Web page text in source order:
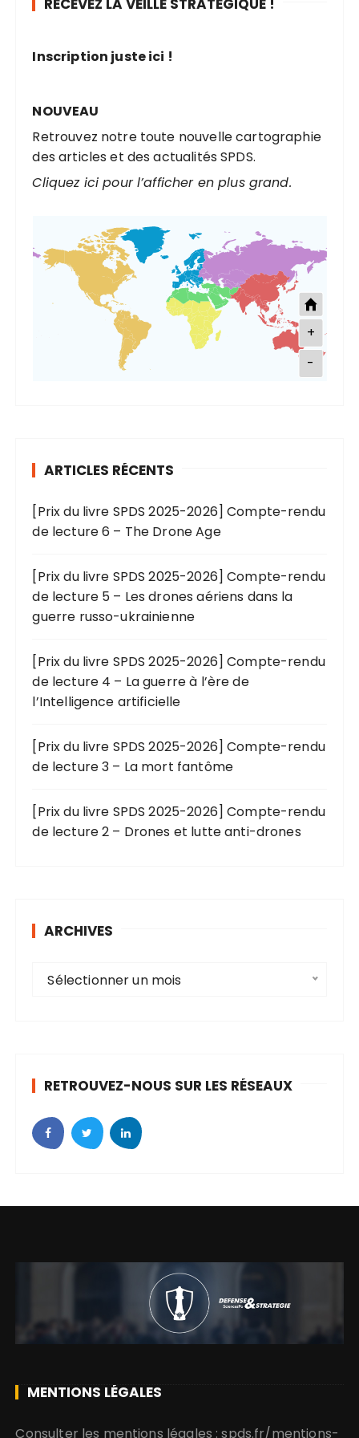
p
u
:
RECEVEZ LA VEILLE STRATÉGIQUE !
Inscription juste ici !
NOUVEAU
Retrouvez notre toute nouvelle cartographie
des articles et des actualités SPDS.
Cliquez ici pour l’afficher en plus grand.
+
-
ARTICLES RÉCENTS
[Prix du livre SPDS 2025-2026] Compte-rendu
de lecture 6 – The Drone Age
[Prix du livre SPDS 2025-2026] Compte-rendu
de lecture 5 – Les drones aériens dans la
guerre russo-ukrainienne
[Prix du livre SPDS 2025-2026] Compte-rendu
de lecture 4 – La guerre à l’ère de
l’Intelligence artificielle
[Prix du livre SPDS 2025-2026] Compte-rendu
de lecture 3 – La mort fantôme
[Prix du livre SPDS 2025-2026] Compte-rendu
de lecture 2 – Drones et lutte anti-drones
ARCHIVES
e
Sélectionner un mois
RETROUVEZ-NOUS SUR LES RÉSEAUX
MENTIONS LÉGALES
Consulter les mentions légales : spds.fr/mentions-